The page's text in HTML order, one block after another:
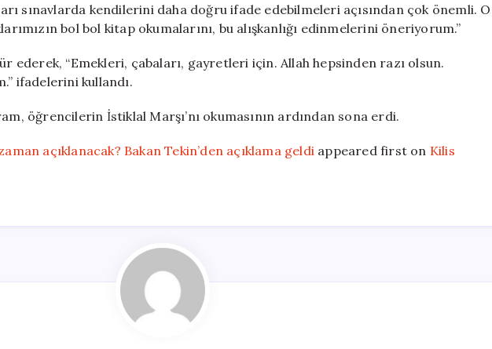
sınavlarda kendilerini daha doğru ifade edebilmeleri açısından çok önemli. O
bol bol kitap okumalarını, bu alışkanlığı edinmelerini öneriyorum.”
ederek, “Emekleri, çabaları, gayretleri için. Allah hepsinden razı olsun.
ifadelerini kullandı.
öğrencilerin İstiklal Marşı’nı okumasının ardından sona erdi.
açıklanacak? Bakan Tekin’den açıklama geldi appeared first on Kilis